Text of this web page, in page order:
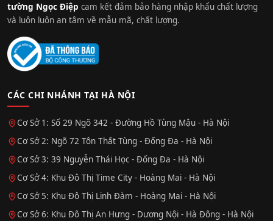
tường Ngọc Điệp cam kết đảm bảo hàng nhập khẩu chất lượng
và luôn luôn an tâm về mẫu mã, chất lượng.
CÁC CHI NHÁNH TẠI HÀ NỘI
Cơ Sở 1: Số 29 Ngõ 342 - Đường Hồ Tùng Mậu - Hà Nội
Cơ Sở 2: Ngõ 72 Tôn Thất Tùng - Đống Đa - Hà Nội
Cơ Sở 3: 39 Nguyễn Thái Học - Đống Đa - Hà Nội
Cơ Sở 4: Khu Đô Thị Time City - Hoàng Mai - Hà Nội
Cơ Sở 5: Khu Đô Thị Linh Đàm - Hoàng Mai - Hà Nội
Cơ Sở 6: Khu Đô Thị An Hưng - Dương Nội - Hà Đông - Hà Nội